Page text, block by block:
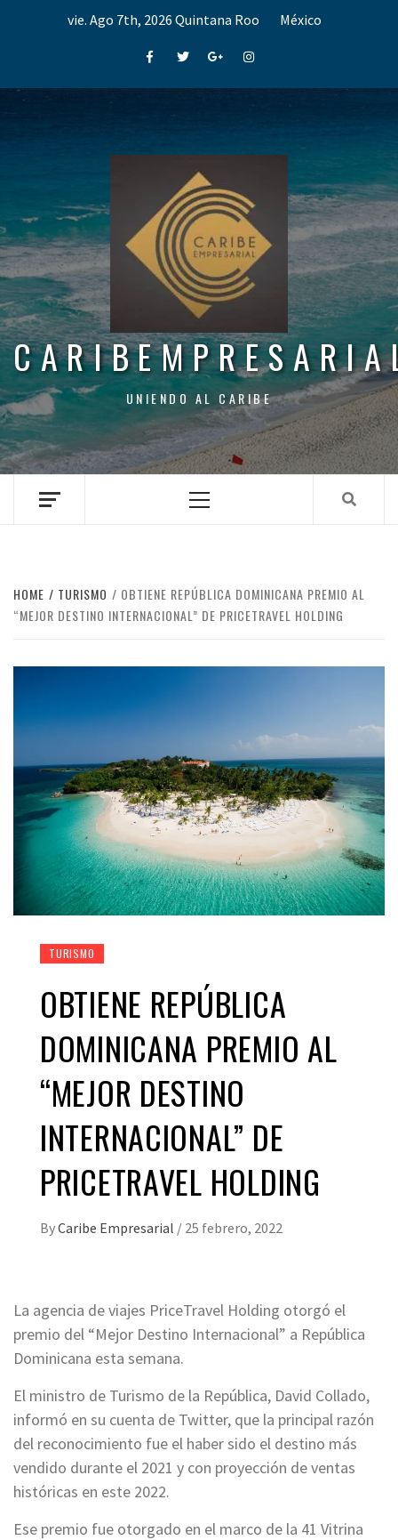
vie. Ago 7th, 2026 Quintana Roo México
FacebookTwitterGoogle+Instagram
UNIENDO AL CARIBE
Menu
HOME TURISMO
OBTIENE REPÚBLICA DOMINICANA PREMIO AL
“MEJOR DESTINO INTERNACIONAL” DE PRICETRAVEL HOLDING
TURISMO
OBTIENE REPÚBLICA
DOMINICANA PREMIO AL
“MEJOR DESTINO
INTERNACIONAL” DE
PRICETRAVEL HOLDING
ByCaribe Empresarial / 25 febrero, 2022
La agencia de viajes PriceTravel Holding otorgó el
premio del “Mejor Destino Internacional” a República
Dominicana esta semana.
El ministro de Turismo de la República, David Collado,
informó en su cuenta de Twitter, que la principal razón
del reconocimiento fue el haber sido el destino más
vendido durante el 2021 y con proyección de ventas
históricas en este 2022.
Ese premio fue otorgado en el marco de la 41 Vitrina